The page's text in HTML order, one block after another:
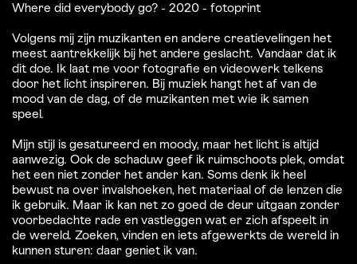
Where did everybody go? - 2020 - fotoprint
Volgens mij zijn muzikanten en andere creatievelingen het
meest aantrekkelijk bij het andere geslacht. Vandaar dat ik
dit doe. Ik laat me voor fotografie en videowerk telkens
door het licht inspireren. Bij muziek hangt het af van de
mood van de dag, of de muzikanten met wie ik samen
speel.
Mijn stijl is gesatureerd en moody, maar het licht is altijd
aanwezig. Ook de schaduw geef ik ruimschoots plek, omdat
het een niet zonder het ander kan. Soms denk ik heel
bewust na over invalshoeken, het materiaal of de lenzen die
ik gebruik. Maar ik kan net zo goed de deur uitgaan zonder
voorbedachte rade en vastleggen wat er zich afspeelt in
de wereld. Zoeken, vinden en iets afgewerkts de wereld in
kunnen sturen: daar geniet ik van.